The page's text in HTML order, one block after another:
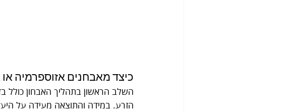
כיצד מאבחנים אזוספרמיה או
השלב הראשון בתהליך האבחון כולל
הזרע. במידה והתוצאה מעידה על